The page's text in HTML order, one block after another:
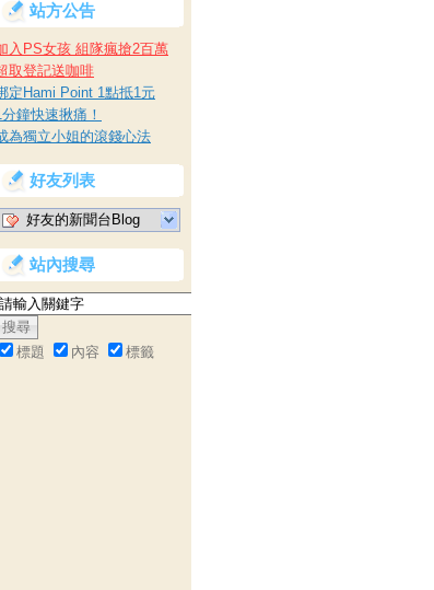
站方公告
入PS女孩 組隊瘋搶2百萬
取登記送咖啡
定Hami Point 1點抵1元
分鐘快速揪痛！
為獨立小姐的滾錢心法
好友列表
好友的新聞台Blog
站內搜尋
標題 內容 標籤